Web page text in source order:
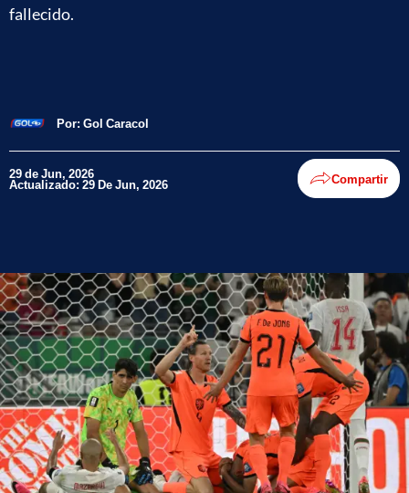
fallecido.
Por: Gol Caracol
29 de Jun, 2026
Actualizado: 29 De Jun, 2026 Compartir